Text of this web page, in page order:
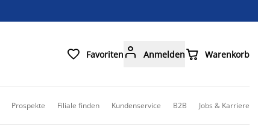
 Favoriten  Anmelden Warenkorb
Prospekte Filiale finden Kundenservice B2B Jobs & Karriere